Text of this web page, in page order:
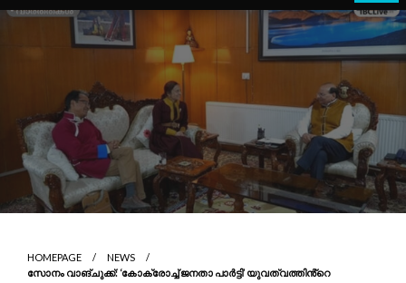
HOMEPAGE
NEWS
സോനം വാങ്ചുക്ക്: ‘കോക്രോച്ച് ജനതാ പാർട്ടി’ യുവത്വത്തിൻ്റെ